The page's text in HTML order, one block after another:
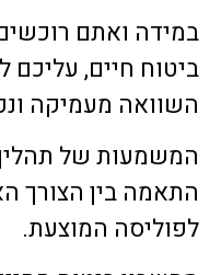
במידה ואתם
ביטוח חיים,
השוואה מעמיקה
המשמעות של
התאמה בין הצורך
לפוליסה המוצעת.